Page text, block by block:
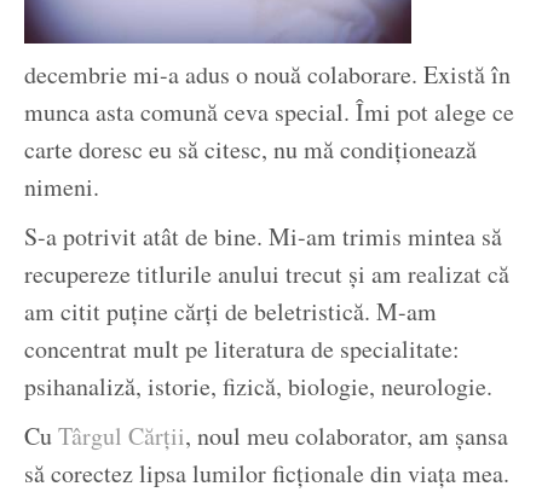
decembrie mi-a adus o nouă colaborare. Există în
munca asta comună ceva special. Îmi pot alege ce
carte doresc eu să citesc, nu mă condiționează
nimeni.
S-a potrivit atât de bine. Mi-am trimis mintea să
recupereze titlurile anului trecut și am realizat că
am citit puține cărți de beletristică. M-am
concentrat mult pe literatura de specialitate:
psihanaliză, istorie, fizică, biologie, neurologie.
CuTârgul Cărții, noul meu colaborator, am șansa
să corectez lipsa lumilor ficționale din viața mea.